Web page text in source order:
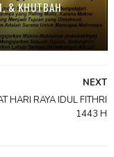
& KHUTBAH
NEXT
HARI RAYA IDUL FITHRI
1443 H